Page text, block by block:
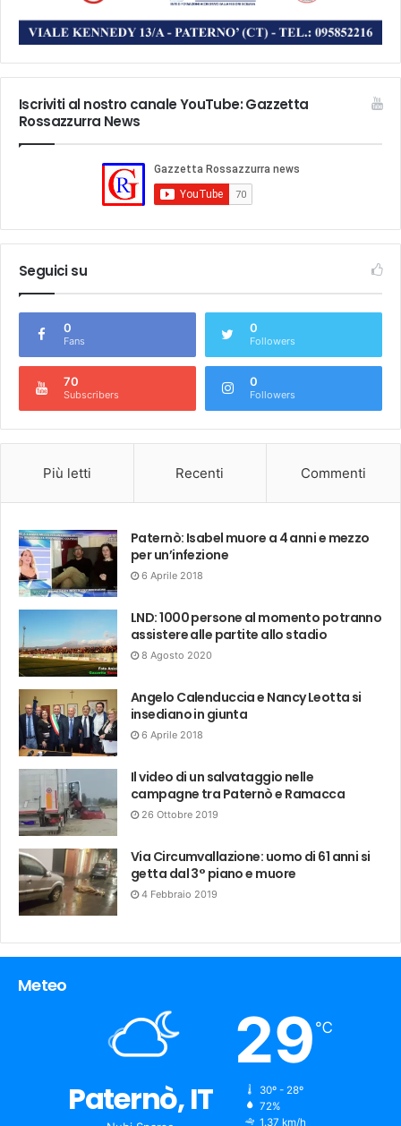
Iscriviti al nostro canale YouTube: Gazzetta
Rossazzurra News
Seguici su
0
Fans
0
Followers
70
Subscribers
0
Followers
Più letti Recenti Commenti
Paternò: Isabel muore a 4 anni e mezzo
per un’infezione
6 Aprile 2018
LND: 1000 persone al momento potranno
assistere alle partite allo stadio
8 Agosto 2020
Angelo Calenduccia e Nancy Leotta si
insediano in giunta
6 Aprile 2018
Il video di un salvataggio nelle
campagne tra Paternò e Ramacca
26 Ottobre 2019
Via Circumvallazione: uomo di 61 anni si
getta dal 3° piano e muore
4 Febbraio 2019
Meteo
Paternò, IT
29 ℃
30º - 28º
humidity:
72%
wind:
1.37 km/h